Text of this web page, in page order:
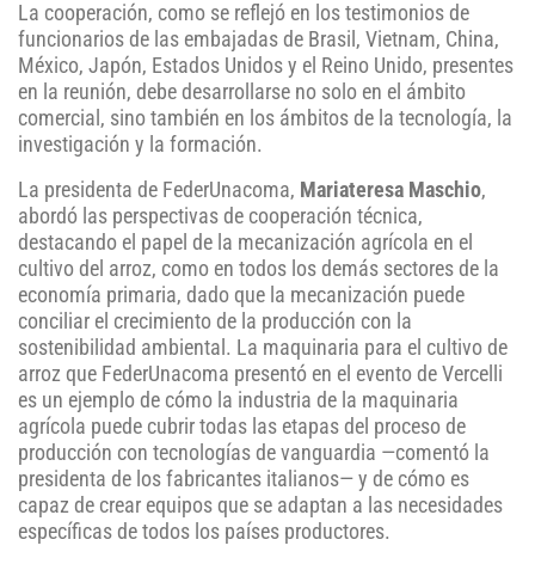
La cooperación, como se reflejó en los testimonios de
funcionarios de las embajadas de Brasil, Vietnam, China,
México, Japón, Estados Unidos y el Reino Unido, presentes
en la reunión, debe desarrollarse no solo en el ámbito
comercial, sino también en los ámbitos de la tecnología, la
investigación y la formación.
La presidenta de FederUnacoma, Mariateresa Maschio,
abordó las perspectivas de cooperación técnica,
destacando el papel de la mecanización agrícola en el
cultivo del arroz, como en todos los demás sectores de la
economía primaria, dado que la mecanización puede
conciliar el crecimiento de la producción con la
sostenibilidad ambiental. La maquinaria para el cultivo de
arroz que FederUnacoma presentó en el evento de Vercelli
es un ejemplo de cómo la industria de la maquinaria
agrícola puede cubrir todas las etapas del proceso de
producción con tecnologías de vanguardia —comentó la
presidenta de los fabricantes italianos— y de cómo es
capaz de crear equipos que se adaptan a las necesidades
específicas de todos los países productores.